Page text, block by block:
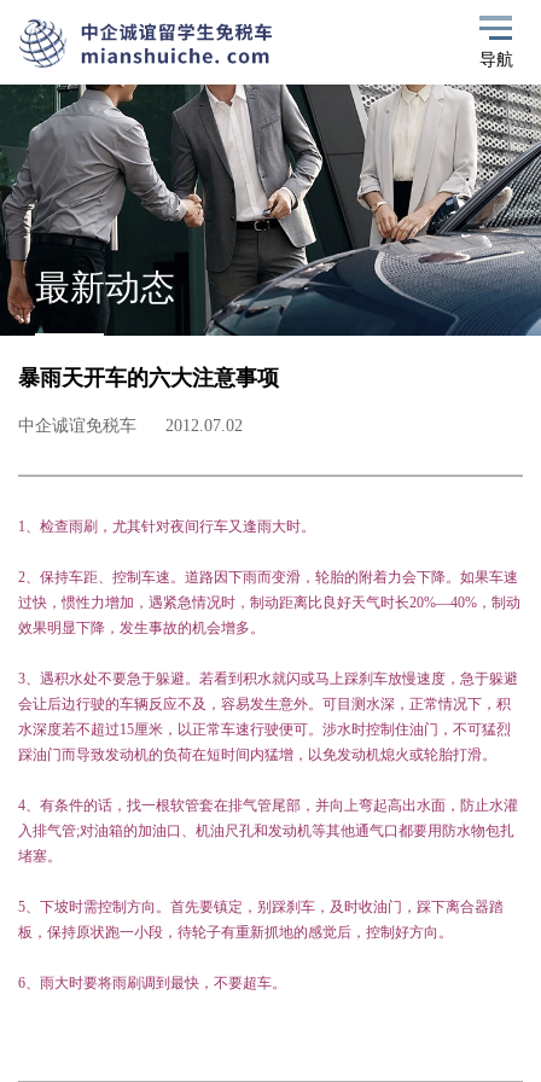
导航
最新动态
暴雨天开车的六大注意事项
中企诚谊免税车 2012.07.02
1、检查雨刷，尤其针对夜间行车又逢雨大时。
2、保持车距、控制车速。道路因下雨而变滑，轮胎的附着力会下降。如果车速
过快，惯性力增加，遇紧急情况时，制动距离比良好天气时长20%—40%，制动
效果明显下降，发生事故的机会增多。
3、遇积水处不要急于躲避。若看到积水就闪或马上踩刹车放慢速度，急于躲避
会让后边行驶的车辆反应不及，容易发生意外。可目测水深，正常情况下，积
水深度若不超过15厘米，以正常车速行驶便可。涉水时控制住油门，不可猛烈
踩油门而导致发动机的负荷在短时间内猛增，以免发动机熄火或轮胎打滑。
4、有条件的话，找一根软管套在排气管尾部，并向上弯起高出水面，防止水灌
入排气管;对油箱的加油口、机油尺孔和发动机等其他通气口都要用防水物包扎
堵塞。
5、下坡时需控制方向。首先要镇定，别踩刹车，及时收油门，踩下离合器踏
板，保持原状跑一小段，待轮子有重新抓地的感觉后，控制好方向。
6、雨大时要将雨刷调到最快，不要超车。